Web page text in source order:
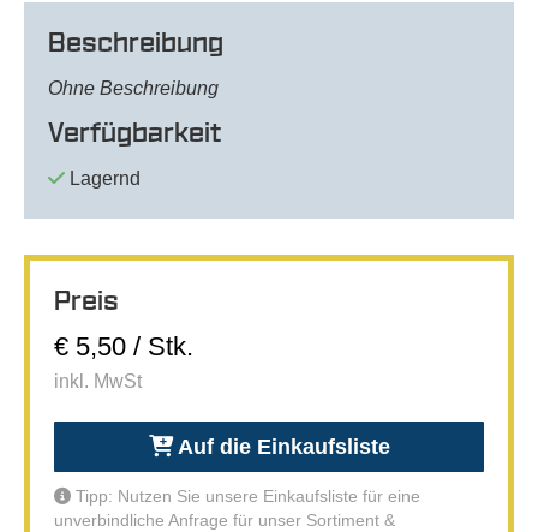
Beschreibung
Ohne Beschreibung
Verfügbarkeit
Lagernd
Preis
€ 5,50 / Stk.
inkl. MwSt
Auf die Einkaufsliste
Tipp: Nutzen Sie unsere Einkaufsliste für eine
unverbindliche Anfrage für unser Sortiment &